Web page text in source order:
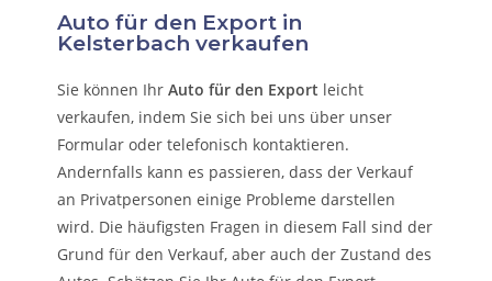
Auto für den Export in
Kelsterbach verkaufen
Sie können IhrAuto für den Export leicht
verkaufen, indem Sie sich bei uns über unser
Formular oder telefonisch kontaktieren.
Andernfalls kann es passieren, dass der Verkauf
an Privatpersonen einige Probleme darstellen
wird. Die häufigsten Fragen in diesem Fall sind der
Grund für den Verkauf, aber auch der Zustand des